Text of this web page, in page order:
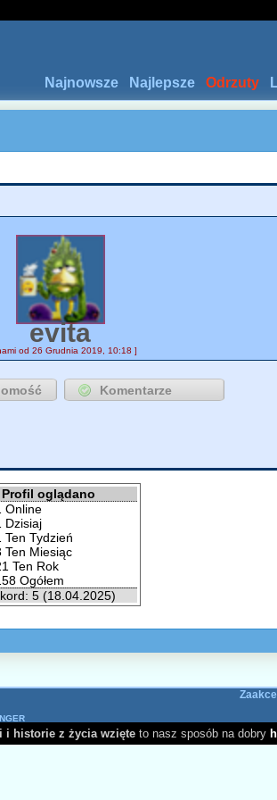
Odrzuty
Najlepsze
Najnowsze
evita
od 26 Grudnia 2019, 10:18 ]
Profil oglądano
Online
Dzisiaj
Ten Tydzień
Ten Miesiąc
Ten Rok
Ogółem
5 (18.04.2025)
i historie z życia wzięteto nasz sposób na dobry